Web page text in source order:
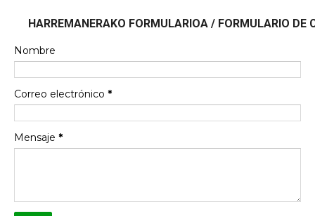
HARREMANERAKO FORMULARIOA / FORMULARIO DE
Nombre
Correo electrónico *
Mensaje *